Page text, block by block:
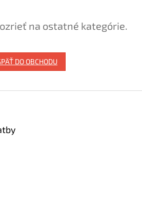
na ostatné kategórie.
DO OBCHODU